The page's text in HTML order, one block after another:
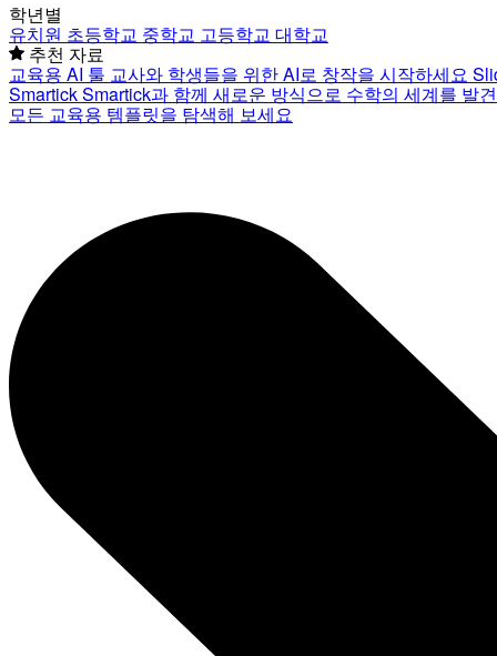
학년별
유치원 초등학교 중학교 고등학교 대학교
추천 자료
교육용 AI 툴 교사와 학생들을 위한 AI로 창작을 시작하세요
SmartickSmartick과 함께 새로운 방식으로 수학의 세계를 발
모든 교육용 템플릿을 탐색해 보세요